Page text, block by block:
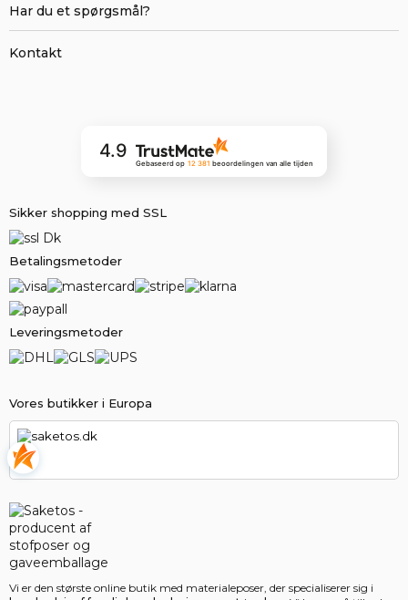
Vi er den største online butik med materialeposer, der specialiserer sig i
Vores butikker i Europa
saketos.dk
Har du et spørgsmål?
Kontakt
4.9
Gebaseerd op 12 381 beoordelingen van alle tijden
Sikker shopping med SSL
Betalingsmetoder
Leveringsmetoder